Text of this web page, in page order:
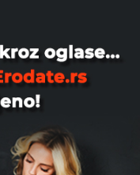
da inspekcija
obavezujemo se
veb sajta(ova)
potpuno
neće biti
prijavljujete.